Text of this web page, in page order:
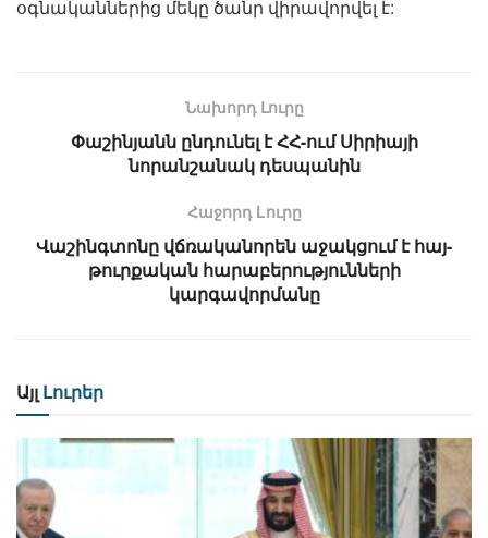
օգնականներից մեկը ծանր վիրավորվել է:
Նախորդ Լուրը
Փաշինյանն ընդունել է ՀՀ-ում Սիրիայի
նորանշանակ դեսպանին
Հաջորդ Lուրը
Վաշինգտոնը վճռականորեն աջակցում է հայ-
թուրքական հարաբերությունների
կարգավորմանը
Այլ Լուրեր